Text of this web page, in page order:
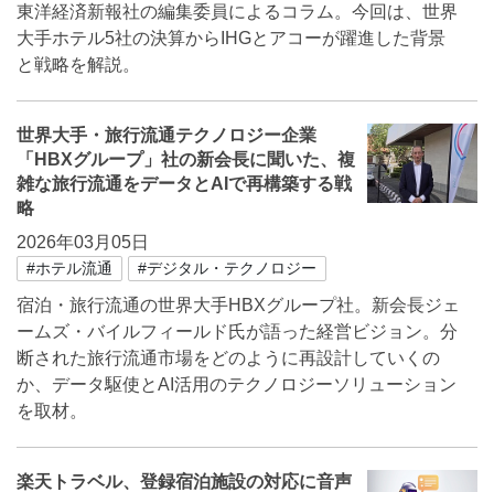
東洋経済新報社の編集委員によるコラム。今回は、世界
大手ホテル5社の決算からIHGとアコーが躍進した背景
と戦略を解説。
世界大手・旅行流通テクノロジー企業
「HBXグループ」社の新会長に聞いた、複
雑な旅行流通をデータとAIで再構築する戦
略
2026年03月05日
#ホテル流通 #デジタル・テクノロジー
宿泊・旅行流通の世界大手HBXグループ社。新会長ジェ
ームズ・バイルフィールド氏が語った経営ビジョン。分
断された旅行流通市場をどのように再設計していくの
か、データ駆使とAI活用のテクノロジーソリューション
を取材。
楽天トラベル、登録宿泊施設の対応に音声